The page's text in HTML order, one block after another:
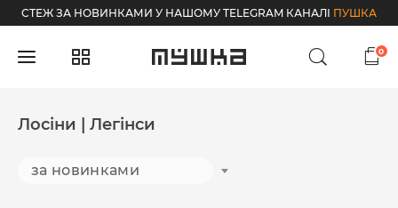
СТЕЖ ЗА НОВИНКАМИ У НАШОМУ TELEGRAM КАНАЛІ ПУШКА
0
Лосіни | Легінси
за новинками